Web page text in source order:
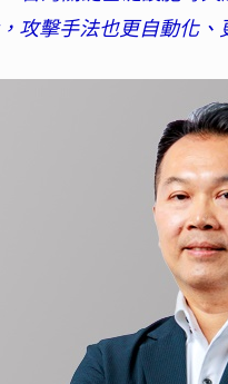
攻擊手法也更自動化、